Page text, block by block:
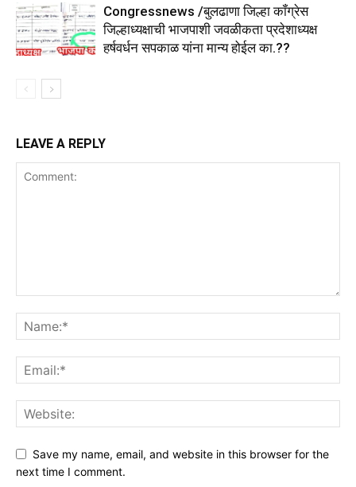
Congressnews /बुलढाणा जिल्हा कॉंग्रेस
जिल्हाध्यक्षाची भाजपाशी जवळीकता प्रदेशाध्यक्ष
हर्षवर्धन सपकाळ यांना मान्य होईल का.??
LEAVE A REPLY
Save my name, email, and website in this browser for the
next time I comment.